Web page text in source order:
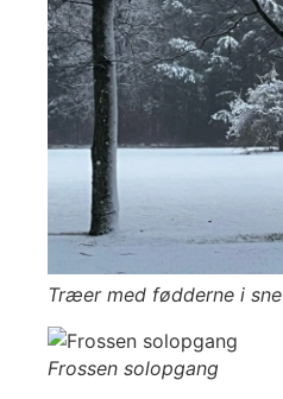
Træer med fødderne i sne
Frossen solopgang